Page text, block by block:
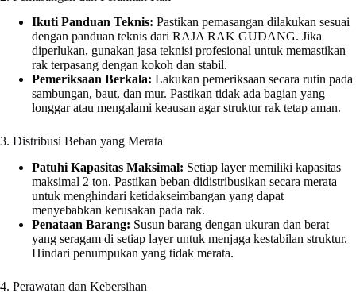
Ikuti Panduan Teknis: Pastikan pemasangan dilakukan sesuai
dengan panduan teknis dari RAJA RAK GUDANG. Jika
diperlukan, gunakan jasa teknisi profesional untuk memastikan
rak terpasang dengan kokoh dan stabil.
Pemeriksaan Berkala: Lakukan pemeriksaan secara rutin pada
sambungan, baut, dan mur. Pastikan tidak ada bagian yang
longgar atau mengalami keausan agar struktur rak tetap aman.
3. Distribusi Beban yang Merata
Patuhi Kapasitas Maksimal: Setiap layer memiliki kapasitas
maksimal 2 ton. Pastikan beban didistribusikan secara merata
untuk menghindari ketidakseimbangan yang dapat
menyebabkan kerusakan pada rak.
Penataan Barang: Susun barang dengan ukuran dan berat
yang seragam di setiap layer untuk menjaga kestabilan struktur.
Hindari penumpukan yang tidak merata.
4. Perawatan dan Kebersihan